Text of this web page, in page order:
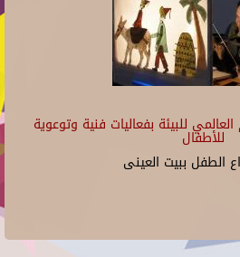
للبيئة بفعاليات فنية وتوعوية
للأطفال
الطفل ببيت العينى